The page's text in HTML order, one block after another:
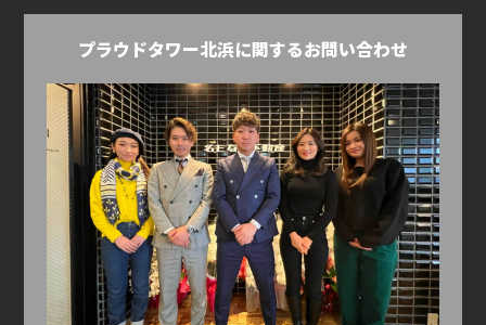
プラウドタワー北浜に関するお問い合わせ